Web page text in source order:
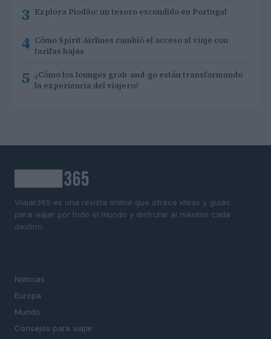
3 Explora Piodão: un tesoro escondido en Portugal
4 Cómo Spirit Airlines cambió el acceso al viaje con
tarifas bajas
5 ¿Cómo los lounges grab-and-go están transformando
la experiencia del viajero?
Viajar365 es una revista online que ofrece ideas y guías
para viajar por todo el mundo y disfrutar al máximo cada
destino.
Noticias
Europa
Mundo
Consejos para viajar